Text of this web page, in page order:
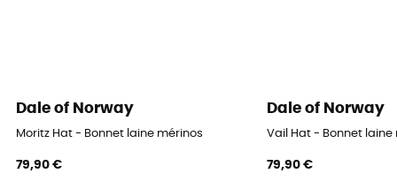
Dale of Norway
Moritz Hat - Bonnet laine mérinos
79,90 €
Dale of Norway
Vail Hat - Bonnet laine
79,90 €